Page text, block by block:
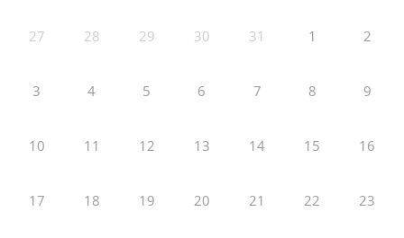
27 28 29 30 31 1 2
3 4 5 6 7 8 9
10 11 12 13 14 15 16
17 18 19 20 21 22 23